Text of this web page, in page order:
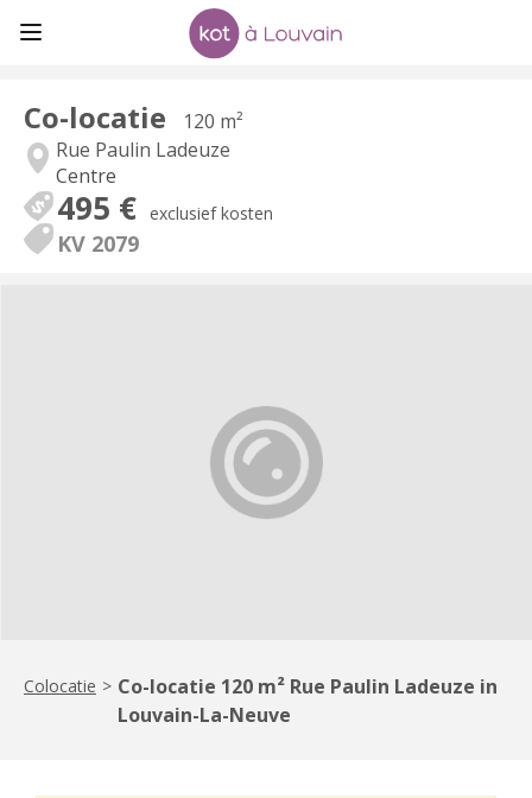
Co-locatie
120 m²
Rue Paulin Ladeuze
Centre
495 € exclusief kosten
KV 2079
Colocatie > Co-locatie 120 m² Rue Paulin Ladeuze in
Louvain-La-Neuve